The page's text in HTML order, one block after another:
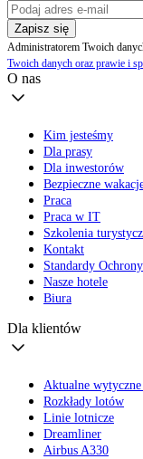
Zapisz się
Administratorem Twoich
Twoich danych oraz prawie i
O nas
Kim jesteśmy
Dla prasy
Dla inwestorów
Bezpieczne
Praca
Praca w IT
Szkolenia
Kontakt
Standardy
Nasze hotele
Biura
Dla klientów
Aktualne
Rozkłady lotów
Linie lotnicze
Dreamliner
Airbus A330